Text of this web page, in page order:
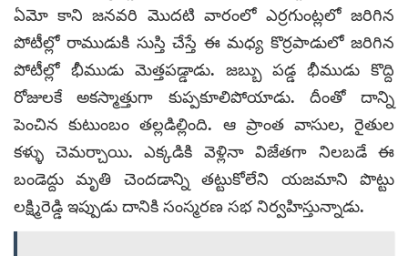
ఏమో కాని జనవరి మొదటి వారంలో ఎర్రగుంట్లలో జరిగిన
పోటీల్లో రాముడుకి సుస్తి చేస్తే ఈ మధ్య కొర్రపాడులో జరిగిన
పోటీల్లో భీముడు మెత్తపడ్డాడు. జబ్బు పడ్డ భీముడు కొద్ది
రోజులకే అకస్మాత్తుగా కుప్పకూలిపోయాడు. దీంతో దాన్ని
పెంచిన కుటుంబం తల్లడిల్లింది. ఆ ప్రాంత వాసుల, రైతుల
కళ్ళు చెమర్చాయి. ఎక్కడికి వెళ్లినా విజేతగా నిలబడే ఈ
బండెద్దు మృతి చెందడాన్ని తట్టుకోలేని యజమాని పొట్టు
లక్ష్మిరెడ్డి ఇప్పుడు దానికి సంస్మరణ సభ నిర్వహిస్తున్నాడు.